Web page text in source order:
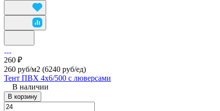
260 ₽
260 руб/м2 (6240 руб/eд)
Тент ПВХ 4х6/500 с люверсами
В наличии
В корзину